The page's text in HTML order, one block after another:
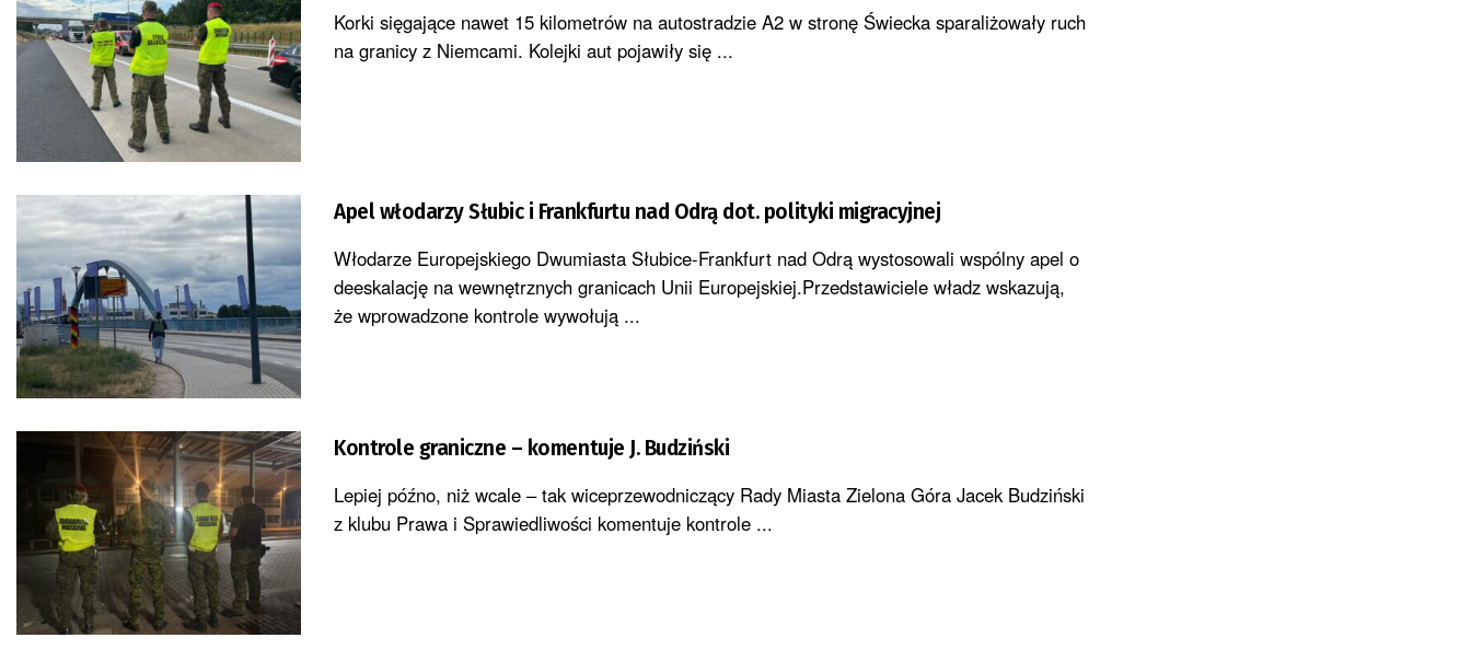
Korki sięgające nawet 15 kilometrów na autostradzie A2 w stronę Świecka sparaliżowały ruch
na granicy z Niemcami. Kolejki aut pojawiły się ...
Apel włodarzy Słubic i Frankfurtu nad Odrą dot. polityki migracyjnej
Włodarze Europejskiego Dwumiasta Słubice-Frankfurt nad Odrą wystosowali wspólny apel o
deeskalację na wewnętrznych granicach Unii Europejskiej.Przedstawiciele władz wskazują,
że wprowadzone kontrole wywołują ...
Kontrole graniczne – komentuje J. Budziński
Lepiej późno, niż wcale – tak wiceprzewodniczący Rady Miasta Zielona Góra Jacek Budziński
z klubu Prawa i Sprawiedliwości komentuje kontrole ...